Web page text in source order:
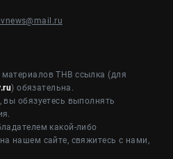
ТНВ ссылка (для
) обязательна.
обязуетесь выполнять
какой-либо
нашем сайте, свяжитесь с нами,